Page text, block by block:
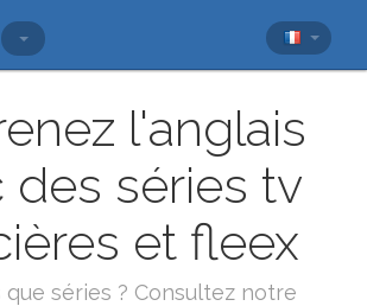
l'anglais
des séries tv
et fleex
que séries ? Consultez notre